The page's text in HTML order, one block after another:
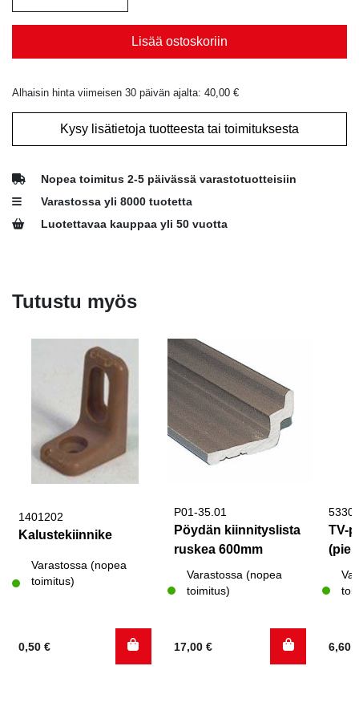
Lisää ostoskoriin
Alhaisin hinta viimeisen 30 päivän ajalta: 40,00 €
Kysy lisätietoja tuotteesta tai toimituksesta
Nopea toimitus 2-5 päivässä varastotuotteisiin
Varastossa yli 8000 tuotetta
Luotettavaa kauppaa yli 50 vuotta
Tutustu myös
1401202
Kalustekiinnike
Varastossa (nopea
toimitus)
0,50 €
P01-35.01
Pöydän kiinnityslista
ruskea 600mm
Varastossa (nopea
toimitus)
17,00 €
TV-
6,60